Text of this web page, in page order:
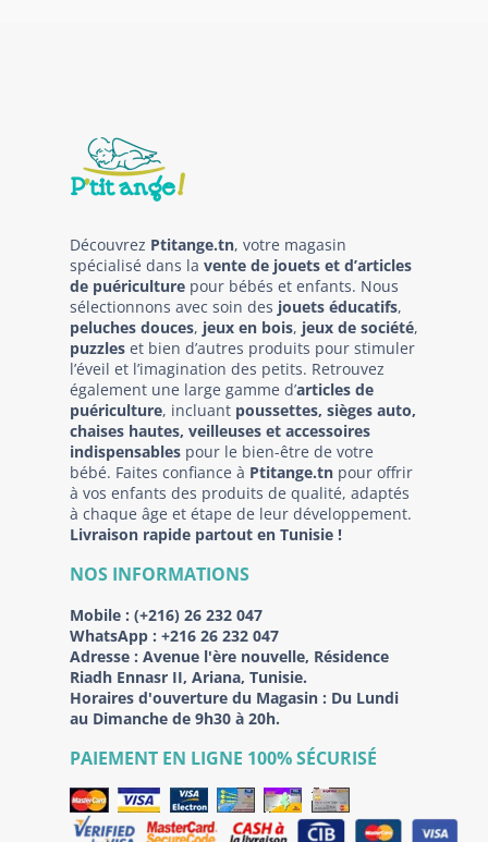
Découvrez Ptitange.tn, votre magasin
spécialisé dans la vente de jouets et d’articles
de puériculture pour bébés et enfants. Nous
sélectionnons avec soin des jouets éducatifs,
peluches douces, jeux en bois, jeux de société,
puzzles et bien d’autres produits pour stimuler
l’éveil et l’imagination des petits. Retrouvez
également une large gamme d’articles de
puériculture, incluant poussettes, sièges auto,
chaises hautes, veilleuses et accessoires
indispensables pour le bien-être de votre
bébé. Faites confiance à Ptitange.tn pour offrir
à vos enfants des produits de qualité, adaptés
à chaque âge et étape de leur développement.
Livraison rapide partout en Tunisie !
NOS INFORMATIONS
Mobile : (+216) 26 232 047
WhatsApp : +216 26 232 047
Adresse : Avenue l'ère nouvelle, Résidence
Riadh Ennasr II, Ariana, Tunisie.
Horaires d'ouverture du Magasin : Du Lundi
au Dimanche de 9h30 à 20h.
PAIEMENT EN LIGNE 100% SÉCURISÉ